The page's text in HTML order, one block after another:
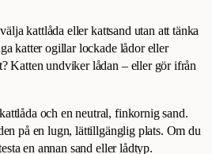
kattlåda eller kattsand utan att tänka
katter ogillar lockade lådor eller
Katten undviker lådan – eller gör ifrån
och en neutral, finkornig sand.
på en lugn, lättillgänglig plats. Om du
en annan sand eller lådtyp.